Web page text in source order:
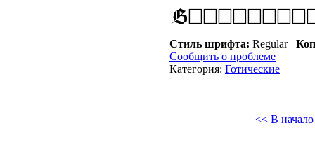
Стиль шрифта: Regular
Сообщить о проблеме
Категория: Готические
<< В начало